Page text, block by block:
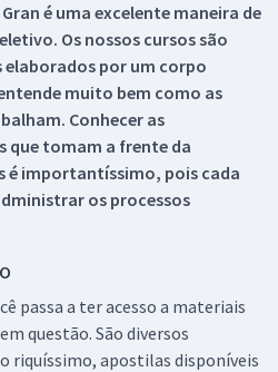
é uma excelente maneira de
Os nossos cursos são
por um corpo
muito bem como as
Conhecer as
que tomam a frente da
é importantíssimo, pois cada
os processos
passa a ter acesso a materiais
questão. São diversos
riquíssimo, apostilas disponíveis